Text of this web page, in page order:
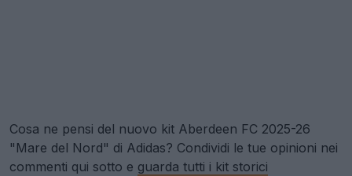
Cosa ne pensi del nuovo kit Aberdeen FC 2025-26
"Mare del Nord" di Adidas? Condividi le tue opinioni nei
commenti qui sotto e guarda tutti i kit storici